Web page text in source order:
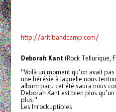
http://arlt.bandcamp.com/
Deborah Kant (Rock Tellurique,
"Voilà un moment qu’on avait
une hérésie à laquelle nous
album paru cet été saura nous
Deborah Kant est bien plus
plus."
Les Inrockuptibles